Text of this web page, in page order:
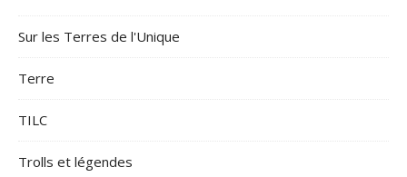
Sur les Terres de l'Unique
Terre
TILC
Trolls et légendes